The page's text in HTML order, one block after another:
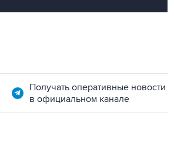
Получать оперативные новости
в официальном канале